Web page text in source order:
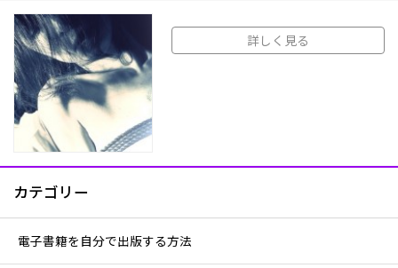
詳しく見る
カテゴリー
電子書籍を自分で出版する方法